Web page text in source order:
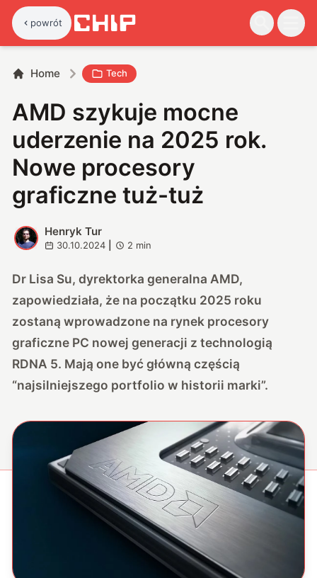
powrót
Home Tech
AMD szykuje mocne
uderzenie na 2025 rok.
Nowe procesory
graficzne tuż-tuż
H
Henryk Tur
30.10.2024 2 min
Dr Lisa Su, dyrektorka generalna AMD,
zapowiedziała, że na początku 2025 roku
zostaną wprowadzone na rynek procesory
graficzne PC nowej generacji z technologią
RDNA 5. Mają one być główną częścią
“najsilniejszego portfolio w historii marki”.